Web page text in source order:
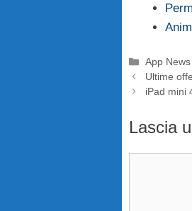
Categorie
App News
Ultime
iPad mini
Lascia